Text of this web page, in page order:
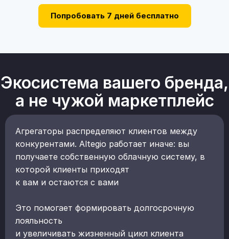
Попробовать 7 дней бесплатно
Экосистема вашего бренда,
а не чужой маркетплейс
Агрегаторы распределяют клиентов между
конкурентами. Altegio работает иначе: вы
получаете собственную облачную систему, в
которой клиенты приходят
к вам и остаются с вами
Это помогает формировать долгосрочную
лояльность
и увеличивать жизненный цикл клиента